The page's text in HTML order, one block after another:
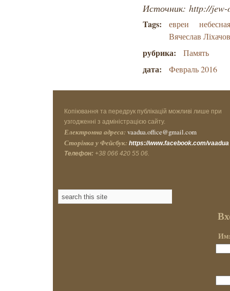
Источник: http://jew-
Tags: евреи
Вячеслав
рубрика: Память
дата: Февраль 2016
Копіювання та передрук публікацій можливі лише при
узгодженні з адміністрацією сайту.
Електронна адреса: vaadua.office@gmail.com
Сторінка у Фейсбук: https://www.facebook.com/vaadua
Телефон: +38 066 420 55 06.